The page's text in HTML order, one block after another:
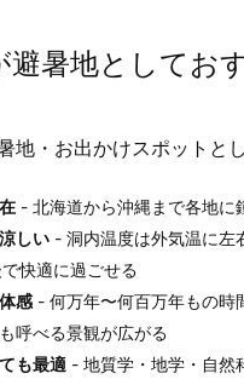
避暑地としてお
地・お出かけスポットと
- 北海道から沖縄まで各地に
しい - 洞内温度は外気温に左
快適に過ごせる
感 - 何万年〜何百万年もの時
呼べる景観が広がる
も最適 - 地質学・地学・自然